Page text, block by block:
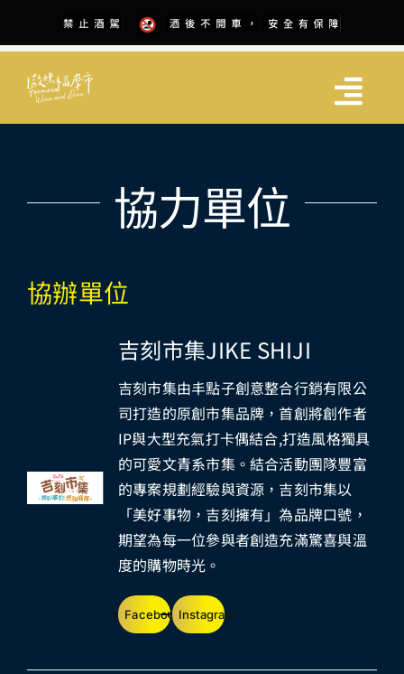
協力單位
協辦單位
吉刻市集JIKE SHIJI
吉刻市集由丰點子創意整合行銷有限公
司打造的原創市集品牌，首創將創作者
IP與大型充氣打卡偶結合,打造風格獨具
的可愛文青系市集。結合活動團隊豐富
的專案規劃經驗與資源，吉刻市集以
「美好事物，吉刻擁有」為品牌口號，
期望為每一位參與者創造充滿驚喜與溫
度的購物時光。
FacebookInstagram